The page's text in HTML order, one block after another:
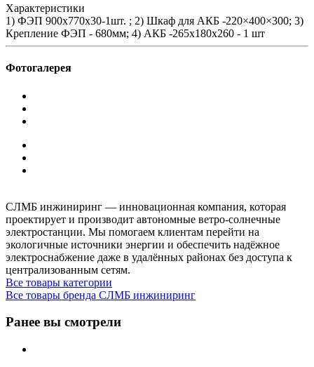
Характеристики
1) ФЭП 900х770x30-1шт. ; 2) Шкаф для АКБ -220×400×300; 3)
Крепление ФЭП - 680мм; 4) АКБ -265x180x260 - 1 шт
Фотогалерея
СЛМБ инжиниринг — инновационная компания, которая
проектирует и производит автономные ветро‑солнечные
электростанции. Мы помогаем клиентам перейти на
экологичные источники энергии и обеспечить надёжное
электроснабжение даже в удалённых районах без доступа к
централизованным сетям.
Все товары категории
Все товары бренда СЛМБ инжиниринг
Ранее вы смотрели